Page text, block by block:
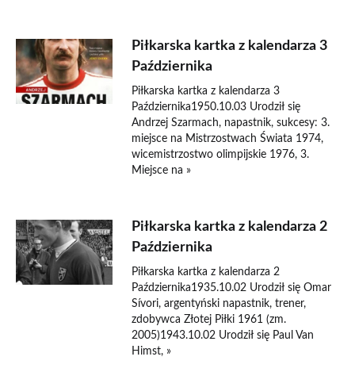
Piłkarska kartka z kalendarza 3
Października
Piłkarska kartka z kalendarza 3
Października1950.10.03 Urodził się
Andrzej Szarmach, napastnik, sukcesy: 3.
miejsce na Mistrzostwach Świata 1974,
wicemistrzostwo olimpijskie 1976, 3.
Miejsce na »
Piłkarska kartka z kalendarza 2
Października
Piłkarska kartka z kalendarza 2
Października1935.10.02 Urodził się Omar
Sívori, argentyński napastnik, trener,
zdobywca Złotej Piłki 1961 (zm.
2005)1943.10.02 Urodził się Paul Van
Himst, »